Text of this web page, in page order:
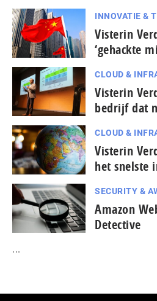
INNOVATIE &
Visterin
‘gehackte
CLOUD &
Visterin
bedrijf dat
CLOUD &
Visterin
het snelste
SECURITY &
Amazon
Detective
...